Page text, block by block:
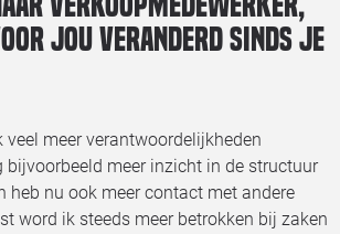
jou veranderd sinds je
veel meer verantwoordelijkheden
bijvoorbeeld meer inzicht in de structuur
heb nu ook meer contact met andere
word ik steeds meer betrokken bij zaken